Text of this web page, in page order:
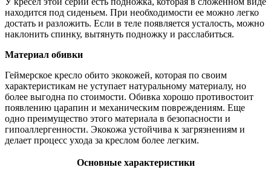
находится под сиденьем. При необходимости ее можно легко
достать и разложить. Если в теле появляется усталость, можно
наклонить спинку, вытянуть подножку и расслабиться.
Материал обивки
Геймерское кресло обито экокожей, которая по своим
характеристикам не уступает натуральному материалу, но
более выгодна по стоимости. Обивка хорошо противостоит
появлению царапин и механическим повреждениям. Еще
одно преимущество этого материала в безопасности и
гипоаллергенности. Экокожа устойчива к загрязнениям и
делает процесс ухода за креслом более легким.
Основные характеристики